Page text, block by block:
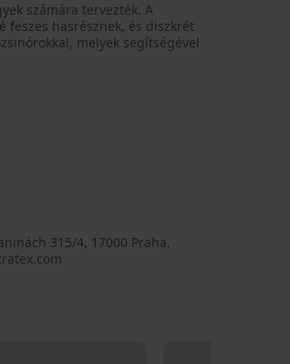
számára tervezték. A
feszes hasrésznek, és diszkrét
melyek segítségével
315/4, 17000 Praha,